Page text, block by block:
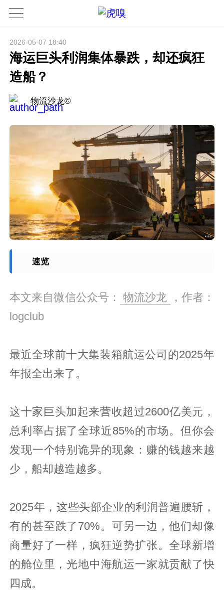
2026-05-07 18:40
海运巨头利润集体暴跌，却还疯狂
造船？
物流沙龙©
速览
本文来自微信公众号： 物流沙龙
，作者：
logclub
最近全球前十大集装箱航运公司的2025年
年报全出来了。
这十家巨头加起来营收超过2600亿美元，
总利率占据了全球近85%的市场。但你会
发现一个特别诡异的现象：赚的钱越来越
少，船却越造越多。
2025年，这些头部企业的利润普遍腰斩，
有的甚至跌了70%。可另一边，他们却像
商量好了一样，疯狂逆势扩张。全球新增
的舱位里，光地中海航运一家就贡献了快
四成。